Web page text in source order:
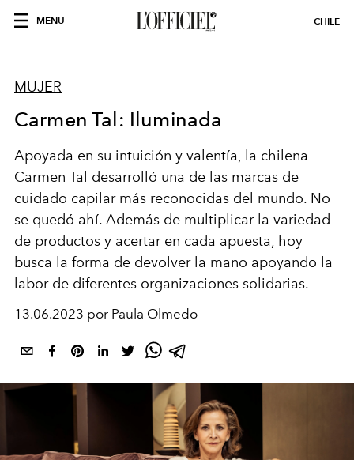
MENU CHILE
MUJER
Carmen Tal: Iluminada
Apoyada en su intuición y valentía, la chilena
Carmen Tal desarrolló una de las marcas de
cuidado capilar más reconocidas del mundo. No
se quedó ahí. Además de multiplicar la variedad
de productos y acertar en cada apuesta, hoy
busca la forma de devolver la mano apoyando la
labor de diferentes organizaciones solidarias.
13.06.2023 por Paula Olmedo